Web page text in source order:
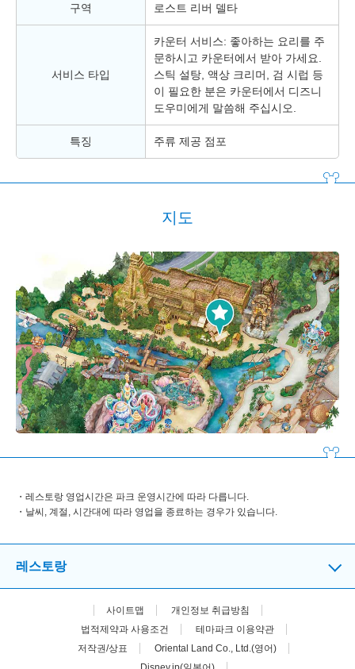
구역 로스트 리버 델타
서비스 타입
카운터 서비스: 좋아하는 요리를 주
문하시고 카운터에서 받아 가세요.
스틱 설탕, 액상 크리머, 검 시럽 등
이 필요한 분은 카운터에서 디즈니
도우미에게 말씀해 주십시오.
특징 주류 제공 점포
지도
레스토랑 영업시간은 파크 운영시간에 따라 다릅니다.
날씨, 계절, 시간대에 따라 영업을 종료하는 경우가 있습니다.
레스토랑
사이트맵
개인정보 취급방침
법적제약과 사용조건
테마파크 이용약관
저작권/상표
Oriental Land Co., Ltd.(영어)